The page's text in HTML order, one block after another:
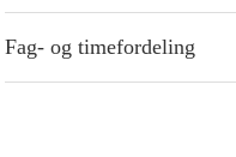
Fag- og timefordeling